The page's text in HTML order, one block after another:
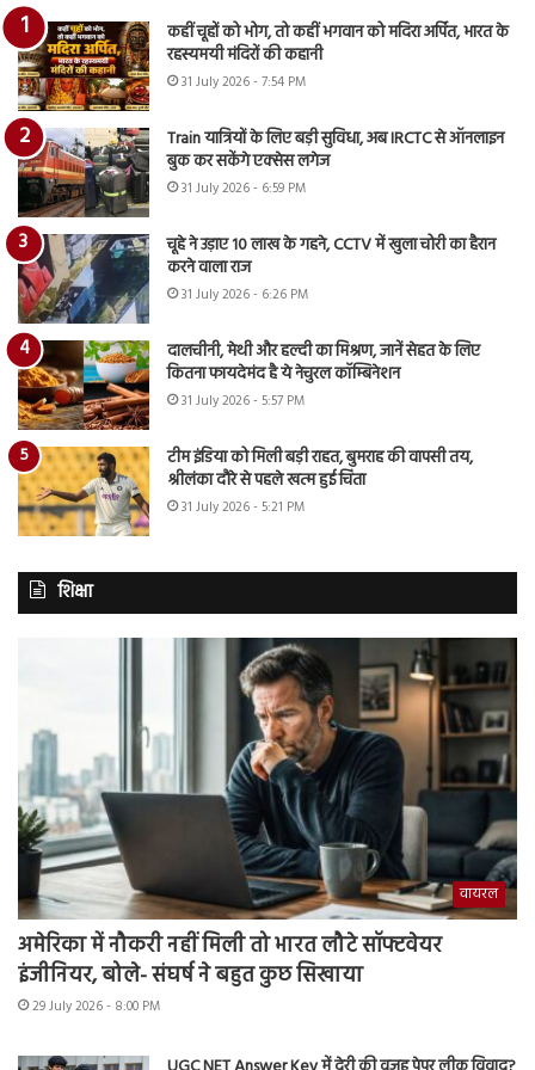
कहीं चूहों को भोग, तो कहीं भगवान को मदिरा अर्पित, भारत के
रहस्यमयी मंदिरों की कहानी
31 July 2026 - 7:54 PM
Train यात्रियों के लिए बड़ी सुविधा, अब IRCTC से ऑनलाइन
बुक कर सकेंगे एक्सेस लगेज
31 July 2026 - 6:59 PM
चूहे ने उड़ाए 10 लाख के गहने, CCTV में खुला चोरी का हैरान
करने वाला राज
31 July 2026 - 6:26 PM
दालचीनी, मेथी और हल्दी का मिश्रण, जानें सेहत के लिए
कितना फायदेमंद है ये नेचुरल कॉम्बिनेशन
31 July 2026 - 5:57 PM
टीम इंडिया को मिली बड़ी राहत, बुमराह की वापसी तय,
श्रीलंका दौरे से पहले खत्म हुई चिंता
31 July 2026 - 5:21 PM
शिक्षा
वायरल
अमेरिका में नौकरी नहीं मिली तो भारत लौटे सॉफ्टवेयर
इंजीनियर, बोले- संघर्ष ने बहुत कुछ सिखाया
29 July 2026 - 8:00 PM